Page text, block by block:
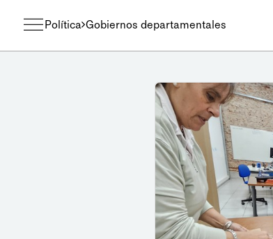
Política Gobiernos departamentales